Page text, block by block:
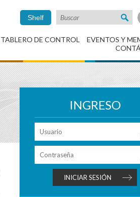
Shelf
TABLERO DE CONTROL
EVENTOS Y
INGRESO